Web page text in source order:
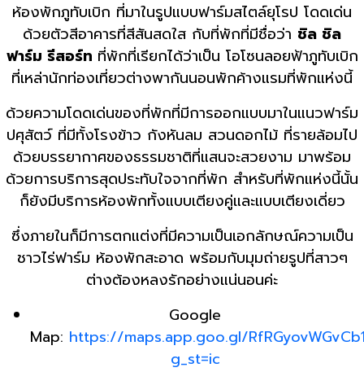
ห้องพักภูทับเบิก ที่มาในรูปแบบฟาร์มสไตล์ยุโรป โดดเด่น
ด้วยตัวสีอาคารที่สีสันสดใส กับที่พักที่มีชื่อว่า ชิล ชิล
ฟาร์ม รีสอร์ท ที่พักที่เรียกได้ว่าเป็น โอโซนลอยฟ้าภูทับเบิก
ที่เหล่านักท่องเที่ยวต่างพากันนอนพักค้างแรมที่พักแห่งนี้
ด้วยความโดดเด่นของที่พักที่มีการออกแบบมาในแนวฟาร์ม
ปศุสัตว์ ที่มีทั้งโรงข้าว กังหันลม สวนดอกไม้ ที่รายล้อมไป
ด้วยบรรยากาศของธรรมชาติที่แสนจะสวยงาม มาพร้อม
ด้วยการบริการสุดประทับใจจากที่พัก สำหรับที่พักแห่งนี้นั้น
ก็ยังมีบริการห้องพักทั้งแบบเตียงคู่และแบบเตียงเดี่ยว
ซึ่งภายในก็มีการตกแต่งที่มีความเป็นเอกลักษณ์ความเป็น
ชาวไร่ฟาร์ม ห้องพักสะอาด พร้อมกับมุมถ่ายรูปที่สาวๆ
ต่างต้องหลงรักอย่างแน่นอนค่ะ
Google
Map: https://maps.app.goo.gl/
g_st=ic